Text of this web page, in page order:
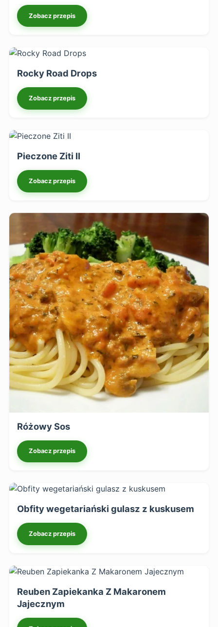
Zobacz przepis
Rocky Road Drops
Zobacz przepis
Pieczone Ziti II
Zobacz przepis
Różowy Sos
Zobacz przepis
Obfity wegetariański gulasz z kuskusem
Zobacz przepis
Reuben Zapiekanka Z Makaronem
Jajecznym